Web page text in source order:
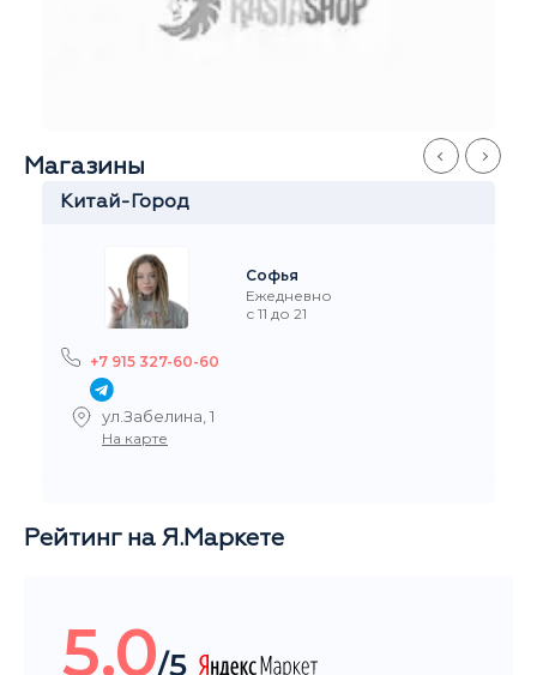
Китай-Город
Ежедневно
с 11 до 21
ул.Забелина, 1
На карте
5,0